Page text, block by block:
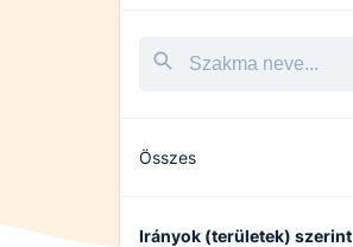
Összes
Irányok (területek) szerint